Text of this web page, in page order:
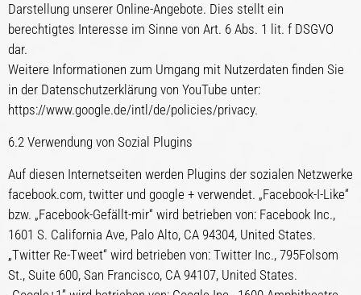
Darstellung unserer Online-Angebote. Dies stellt ein
berechtigtes Interesse im Sinne von Art. 6 Abs. 1 lit. f DSGVO
dar.
Weitere Informationen zum Umgang mit Nutzerdaten finden Sie
in der Datenschutzerklärung von YouTube unter:
https://www.google.de/intl/de/policies/privacy.
6.2 Verwendung von Sozial Plugins
Auf diesen Internetseiten werden Plugins der sozialen Netzwerke
facebook.com, twitter und google + verwendet. „Facebook-I-Like“
bzw. „Facebook-Gefällt-mir“ wird betrieben von: Facebook Inc.,
1601 S. California Ave, Palo Alto, CA 94304, United States.
„Twitter Re-Tweet“ wird betrieben von: Twitter Inc., 795Folsom
St., Suite 600, San Francisco, CA 94107, United States.